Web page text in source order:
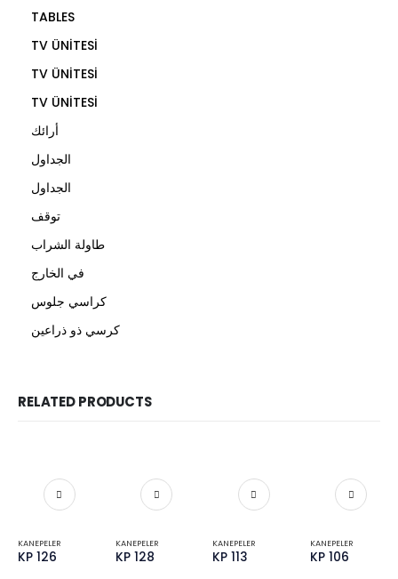
TABLES
TV ÜNİTESİ
TV ÜNİTESİ
TV ÜNİTESİ
أرائك
الجداول
الجداول
توقف
طاولة الشراب
في الخارج
كراسي جلوس
كرسي ذو ذراعين
RELATED PRODUCTS
KANEPELER
KP 126
KANEPELER
KP 128
KANEPELER
KP 113
KANEPELER
KP 106